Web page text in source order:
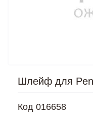
Шлейф для
Код 016658